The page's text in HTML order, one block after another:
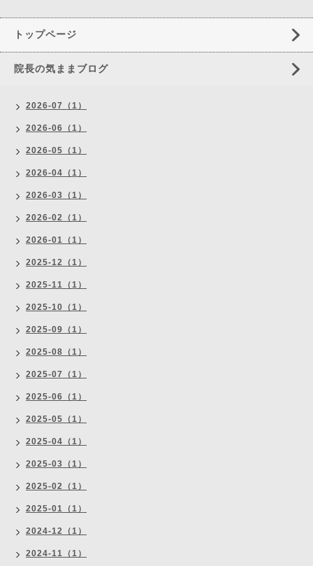
トップページ
院長の気ままブログ
2026-07（1）
2026-06（1）
2026-05（1）
2026-04（1）
2026-03（1）
2026-02（1）
2026-01（1）
2025-12（1）
2025-11（1）
2025-10（1）
2025-09（1）
2025-08（1）
2025-07（1）
2025-06（1）
2025-05（1）
2025-04（1）
2025-03（1）
2025-02（1）
2025-01（1）
2024-12（1）
2024-11（1）